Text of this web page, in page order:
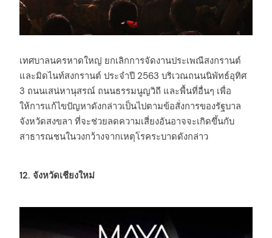
เทศบาลนครหาดใหญ่ ยกเลิกการจัดงานประเพณีสงกรานต์
และมิดไนท์สงกรานต์ ประจำปี 2563 บริเวณถนนนิพัทธ์อุทิศ
3 ถนนเสน่หานุสรณ์ ถนนธรรมนูญวิถี และพื้นที่อื่นๆ เพื่อ
ให้การแก้ไขปัญหาดังกล่าวเป็นไปตามข้อสั่งการของรัฐบาล
จังหวัดสงขลา ที่จะช่วยลดความเสี่ยงอันอาจจะเกิดขึ้นกับ
สาธารณชนในวงกว้างจากเหตุโรคระบาดดังกล่าว
12. จังหวัดเชียงใหม่